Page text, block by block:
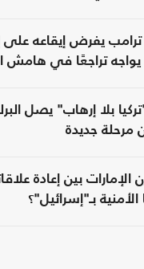
يفرض إيقاعه على
يواجه تراجعًا في هامش
بلا إرهاب" يصل
مرحلة جديدة
الإمارات بين إعادة
بـ"إسرائيل"؟